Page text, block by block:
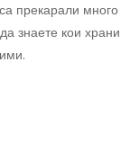
прекарали много
знаете кои храни